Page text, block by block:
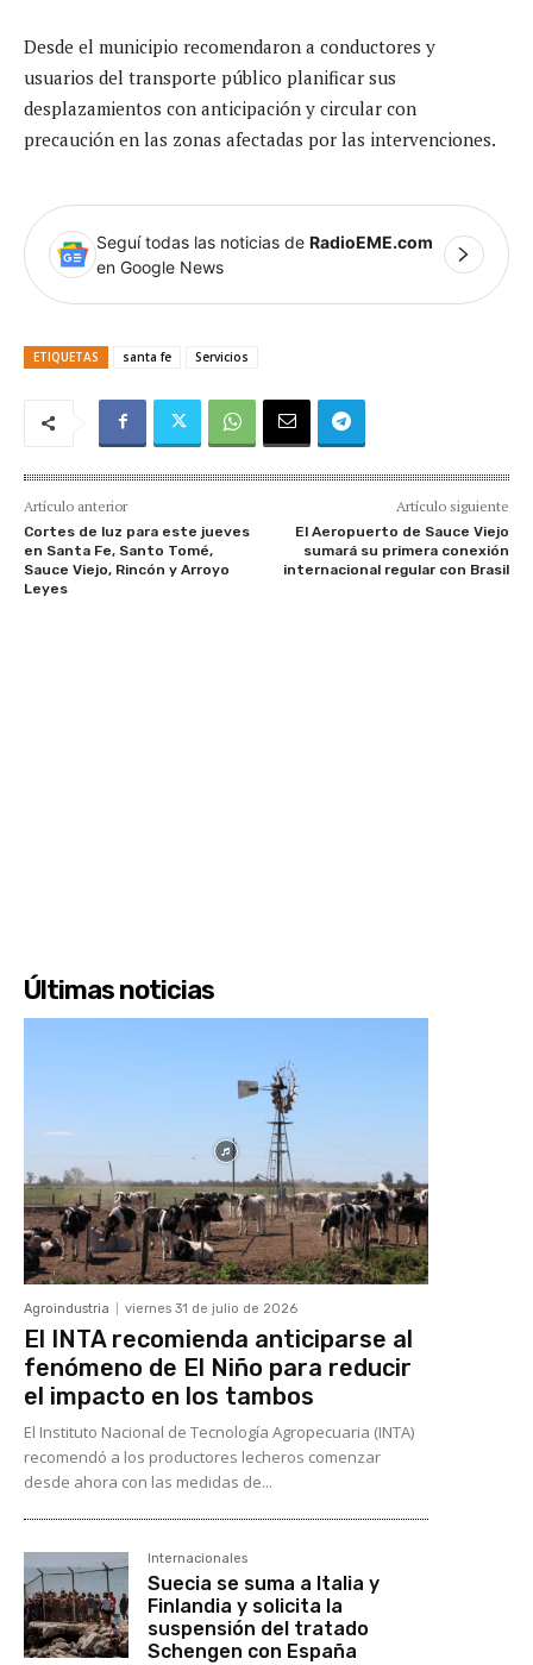
Desde el municipio recomendaron a conductores y
usuarios del transporte público planificar sus
desplazamientos con anticipación y circular con
precaución en las zonas afectadas por las intervenciones.
Seguí todas las noticias de RadioEME.com
en Google News
ETIQUETAS santa fe Servicios
Artículo anterior
Cortes de luz para este jueves
en Santa Fe, Santo Tomé,
Sauce Viejo, Rincón y Arroyo
Leyes
Artículo siguiente
El Aeropuerto de Sauce Viejo
sumará su primera conexión
internacional regular con Brasil
Últimas noticias
Agroindustria viernes 31 de julio de 2026
El INTA recomienda anticiparse al
fenómeno de El Niño para reducir
el impacto en los tambos
El Instituto Nacional de Tecnología Agropecuaria (INTA)
recomendó a los productores lecheros comenzar
desde ahora con las medidas de...
Internacionales
Suecia se suma a Italia y
Finlandia y solicita la
suspensión del tratado
Schengen con España